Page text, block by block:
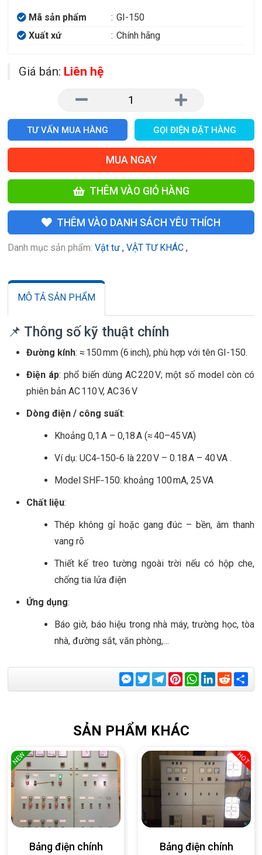
Mã sản phẩm : GI-150
Xuất xứ
: Chính hãng
Giá bán: Liên hệ
TƯ VẤN MUA HÀNG GỌI ĐIỆN ĐẶT HÀNG
MUA NGAY
THÊM VÀO GIỎ HÀNG
THÊM VÀO DANH SÁCH YÊU THÍCH
Danh mục sản phẩm: Vật tư , VẬT TƯ KHÁC ,
MÔ TẢ SẢN PHẨM
📌 Thông số kỹ thuật chính
Đường kính: ≈ 150 mm (6 inch), phù hợp với tên GI-150.
Điện áp: phổ biến dùng AC 220 V; một số model còn có
phiên bản AC 110 V, AC 36 V
Dòng điện / công suất:
Khoảng 0,1 A – 0,18 A (≈ 40–45 VA)
Ví dụ: UC4‑150‑6 là 220 V – 0.18 A – 40 VA .
Model SHF‑150: khoảng 100 mA, 25 VA
Chất liệu:
Thép không gỉ hoặc gang đúc – bền, âm thanh
vang rõ
Thiết kế treo tường ngoài trời nếu có hộp che,
chống tia lửa điện
Ứng dụng:
Báo giờ, báo hiệu trong nhà máy, trường học, tòa
nhà, đường sắt, văn phòng,…
Messenger
TwitterTelegram
Pinterest
WhatsApp
LinkedIn
Reddit
SẢN PHẨM KHÁC
NEW
Bảng điện chính
HOT
Bảng điện chính